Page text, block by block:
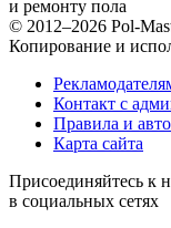
и ремонту пола
© 2012–2026 Pol-
Копирование и
Контакт с
Правила и
Карта сайта
Присоединяйтесь к
в социальных сетях